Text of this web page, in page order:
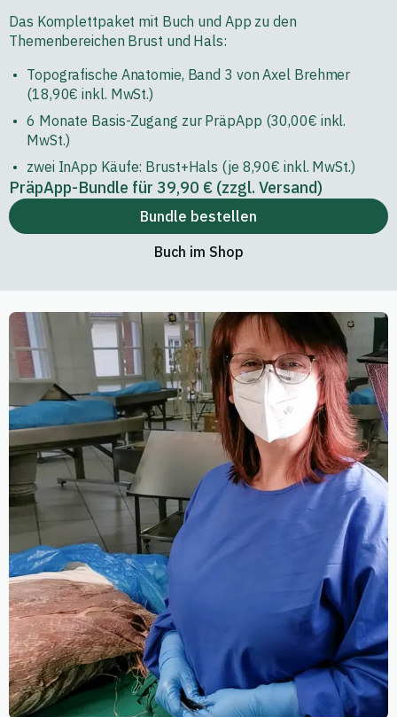
Das Komplettpaket mit Buch und App zu den
Themenbereichen Brust und Hals:
Topografische Anatomie, Band 3 von Axel Brehmer
(18,90€ inkl. MwSt.)
6 Monate Basis-Zugang zur PräpApp (30,00€ inkl.
MwSt.)
zwei InApp Käufe: Brust+Hals (je 8,90€ inkl. MwSt.)
PräpApp-Bundle für 39,90 € (zzgl. Versand)
Bundle bestellen
Buch im Shop